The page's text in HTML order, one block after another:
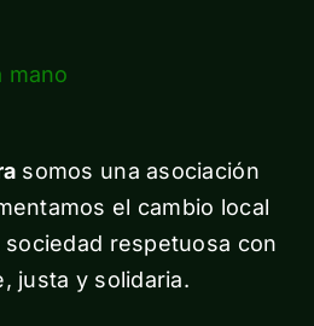
mano
somos una asociación
el cambio local
sociedad respetuosa con
justa y solidaria.